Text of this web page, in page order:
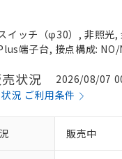
イッチ（φ30）, 非照光,
端子台, 接点構成:
状況
2026/08/07
況 ご利用条件
販売中